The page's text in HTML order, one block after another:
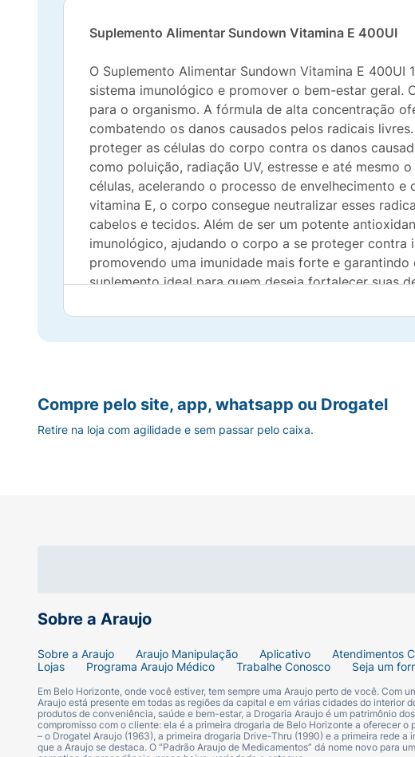
Suplemento Alimentar Sundown Vitamina E 400UI
O Suplemento Alimentar Sundown Vitamina E
sistema imunológico e promover o bem-estar geral.
para o organismo. A fórmula de alta concentração
combatendo os danos causados pelos radicais
proteger as células do corpo contra os danos
como poluição, radiação UV, estresse e até mesmo
células, acelerando o processo de envelhecimento
vitamina E, o corpo consegue neutralizar esses
cabelos e tecidos. Além de ser um potente
imunológico, ajudando o corpo a se proteger contra
promovendo uma imunidade mais forte e
suplemento ideal para quem deseja fortalecer suas
essencial para a saúde da pele, promovendo a
radiação UV. Com sua ação antioxidante, a
e manter uma aparência mais jovem e saudável.
essencial, promovendo benefícios contínuos para a
oxidativos, fortalecer seu sistema imunológico e
escolha ideal. Com a confiança e qualidade da
protegendo as células e promovendo a saúde de
Acetato de DL-alfatocoferila,
Modo de Conservação: Conservar o frasco
NÃO CONTÉM GLÚTEN.
Sobre a Araujo
Sobre a Araujo Araujo Manipulação Aplicativo Atendimentos
Lojas
Programa Araujo Médico Trabalhe Conosco Seja um
Em Belo Horizonte, onde você estiver, tem sempre uma Araujo perto de você. Com
Araujo está presente em todas as regiões da capital e em várias cidades do interior
produtos de conveniência, saúde e bem-estar, a Drogaria Araujo é um patrimônio
compromisso com o cliente: ela é a primeira drogaria de Belo Horizonte a oferecer
– o Drogatel Araujo (1963), a primeira drogaria Drive-Thru (1990) e a primeira rede
que a Araujo se destaca. O “Padrão Araujo de Medicamentos” dá nome novo para
Compre pelo site, app, whatsapp ou Drogatel
Retire na loja com agilidade e sem passar pelo caixa.